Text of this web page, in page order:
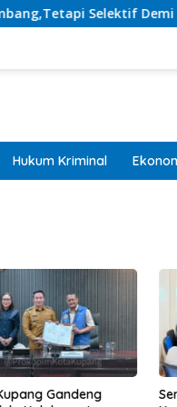
Kepentingan Masyarakat
Hukum Kriminal
Gandeng